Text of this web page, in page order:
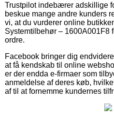
Trustpilot indebærer adskillige
beskue mange andre kunders
vi, at du vurderer online
Systemtilbehør – 1600A001F8
ordre.
Facebook bringer dig
at få kendskab til online
er der endda e-firmaer som
anmeldelse af deres køb,
af til at fornemme kundernes